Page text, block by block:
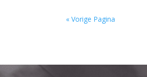
« Vorige Pagina